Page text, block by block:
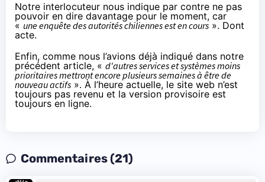
Notre interlocuteur nous indique par contre ne pas
pouvoir en dire davantage pour le moment, car
« une enquête des autorités chiliennes est en cours ». Dont
acte.
Enfin, comme nous l’avions déjà indiqué dans notre
précédent article, « d'autres services et systèmes moins
prioritaires mettront encore plusieurs semaines à être de
nouveau actifs ». À l’heure actuelle, le site web n’est
toujours pas revenu et la version provisoire est
toujours en ligne.
Commentaires (21)